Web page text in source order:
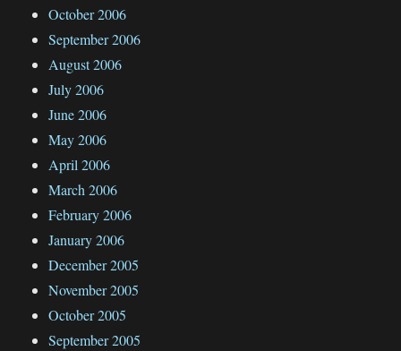
October 2006
September 2006
August 2006
July 2006
June 2006
May 2006
April 2006
March 2006
February 2006
January 2006
December 2005
November 2005
October 2005
September 2005